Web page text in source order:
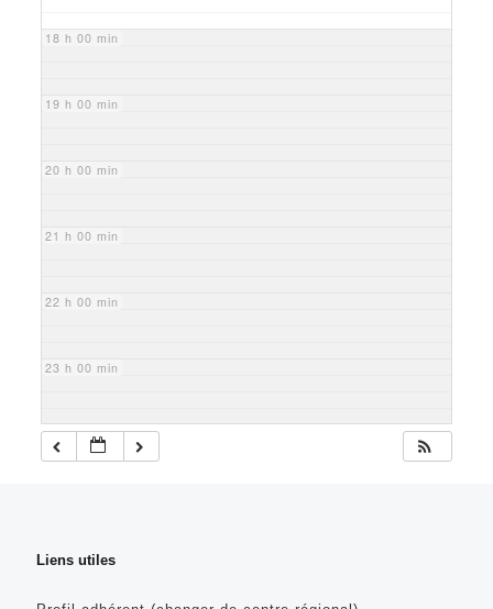
18 h 00 min
19 h 00 min
20 h 00 min
21 h 00 min
22 h 00 min
23 h 00 min
Liens utiles